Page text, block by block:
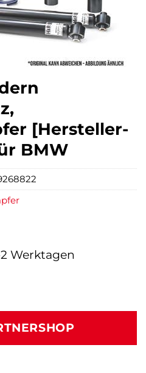
[Hersteller-
BMW
Werktagen